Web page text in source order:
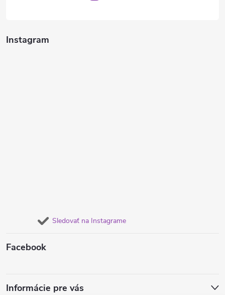
Instagram
Sledovať na Instagrame
Facebook
Informácie pre vás